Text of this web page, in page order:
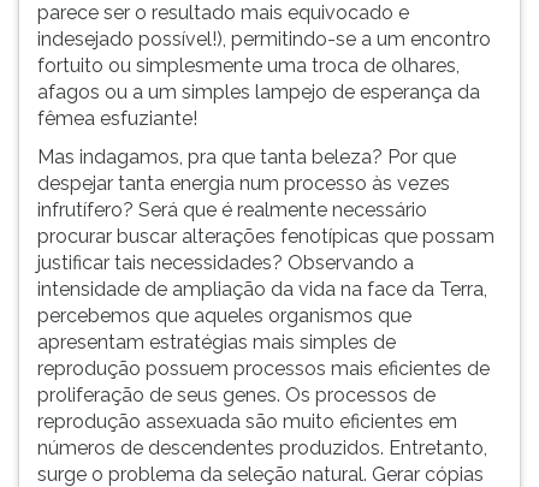
parece ser o resultado mais equivocado e
indesejado possível!), permitindo-se a um encontro
fortuito ou simplesmente uma troca de olhares,
afagos ou a um simples lampejo de esperança da
fêmea esfuziante!
Mas indagamos, pra que tanta beleza? Por que
despejar tanta energia num processo às vezes
infrutífero? Será que é realmente necessário
procurar buscar alterações fenotípicas que possam
justificar tais necessidades? Observando a
intensidade de ampliação da vida na face da Terra,
percebemos que aqueles organismos que
apresentam estratégias mais simples de
reprodução possuem processos mais eficientes de
proliferação de seus genes. Os processos de
reprodução assexuada são muito eficientes em
números de descendentes produzidos. Entretanto,
surge o problema da seleção natural. Gerar cópias